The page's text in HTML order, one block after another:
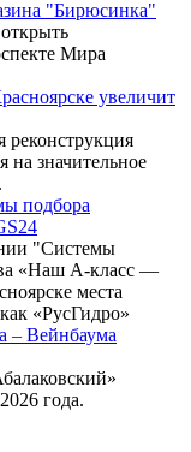
"Бирюсинка"
Мира
увеличит
реконструкция
на значительное
подбора
"Системы
«Наш A-класс —
места
«РусГидро»
– Вейнбаума
года.